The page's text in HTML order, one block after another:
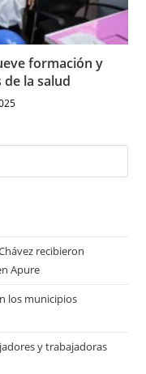
formación y
la salud
recibieron
Apure
los municipios
y trabajadoras